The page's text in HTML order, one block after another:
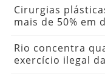
Cirurgias
mais de 50% em
Rio concentra
exercício ilegal